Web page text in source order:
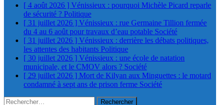
[ 4 août 2026 ] Vénissieux : pourquoi Michèle Picard reparle
de sécurité ? Politique
[ 31 juillet 2026 ] Vénissieux : rue Germaine Tillion fermée
du 4 au 6 août pour travaux d’eau potable Société
[ 31 juillet 2026 ] Vénissieux : derrière les débats politiques,
les attentes des habitants Politique
[ 30 juillet 2026 ] Vénissieux : une école de natation
municipale, et le CMOV alors ? Société
[ 29 juillet 2026 ] Mort de Kilyan aux Minguettes : le motard
condamné à sept ans de prison ferme Société
Rechercher :